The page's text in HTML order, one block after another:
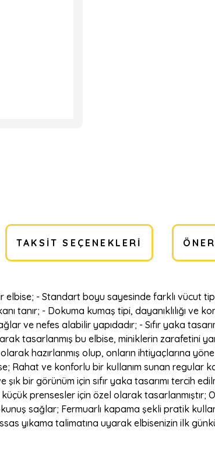
TAKSIT SEÇENEKLERI
elbise; - Standart boyu sayesinde farklı vücut
tanır; - Dokuma kumaş tipi, dayanıklılığı ve
ve nefes alabilir yapıdadır; - Sıfır yaka
tasarlanmış bu elbise, miniklerin zarafetini
hazırlanmış olup, onların ihtiyaçlarına
Rahat ve konforlu bir kullanım sunan regular
bir görünüm için sıfır yaka tasarımı tercih
prensesler için özel olarak tasarlanmıştır;
sağlar; Fermuarlı kapama şekli pratik
yıkama talimatına uyarak elbisenizin ilk